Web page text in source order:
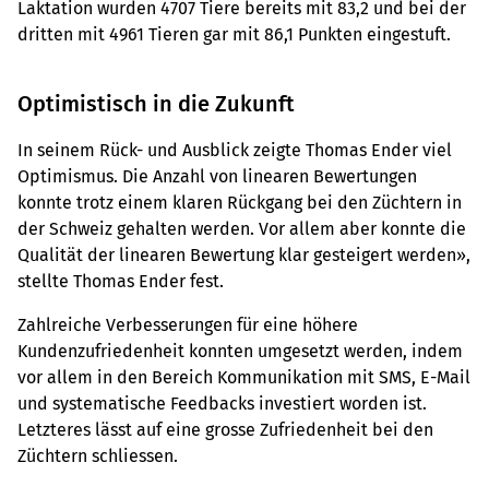
Laktation wurden 4707 Tiere bereits mit 83,2 und bei der
dritten mit 4961 Tieren gar mit 86,1 Punkten eingestuft.
Optimistisch in die Zukunft
In seinem Rück- und Ausblick zeigte Thomas Ender viel
Optimismus. Die Anzahl von linearen Bewertungen
konnte trotz einem klaren Rückgang bei den Züchtern in
der Schweiz gehalten werden. Vor allem aber konnte die
Qualität der linearen Bewertung klar gesteigert werden»,
stellte Thomas Ender fest.
Zahlreiche Verbesserungen für eine höhere
Kundenzufriedenheit konnten umgesetzt werden, indem
vor allem in den Bereich Kommunikation mit SMS, E-Mail
und systematische Feedbacks investiert worden ist.
Letzteres lässt auf eine grosse Zufriedenheit bei den
Züchtern schliessen.